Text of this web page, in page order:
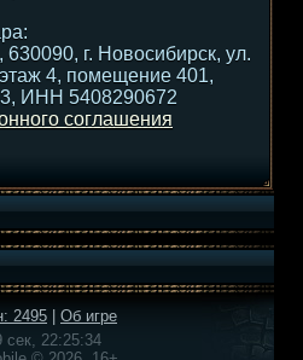
г. Новосибирск, ул.
4, помещение 401,
ИНН 5408290672
соглашения
2495
Об игре
сек, 22:25:34